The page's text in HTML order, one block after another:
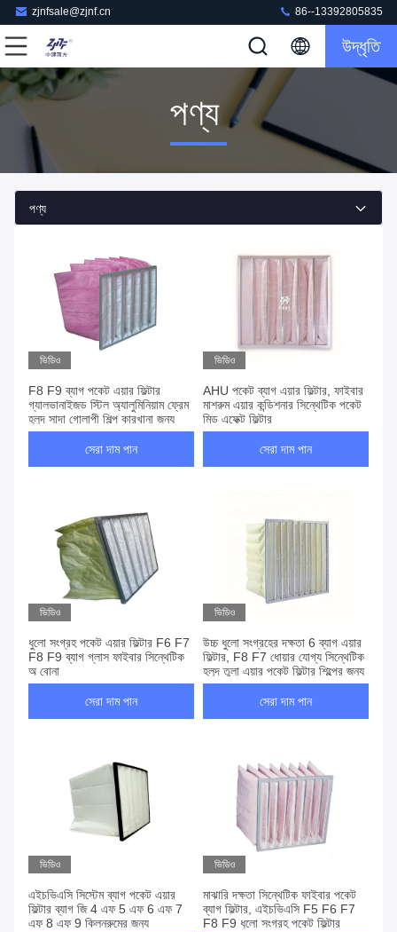
zjnfsale@zjnf.cn 86--13392805835
উদ্ধৃতি
পণ্য
পণ্য
ভিডিও
F8 F9 ব্যাগ পকেট এয়ার ফিল্টার
গ্যালভানাইজড স্টিল অ্যালুমিনিয়াম ফ্রেম
হলুদ সাদা গোলাপী শিল্প কারখানা জন্য
সেরা দাম পান
ভিডিও
AHU পকেট ব্যাগ এয়ার ফিল্টার, ফাইবার
মাশরুম এয়ার কন্ডিশনার সিন্থেটিক পকেট
মিড এফেক্ট ফিল্টার
সেরা দাম পান
ভিডিও
ধুলো সংগ্রহ পকেট এয়ার ফিল্টার F6 F7
F8 F9 ব্যাগ গ্লাস ফাইবার সিন্থেটিক
অ বোনা
সেরা দাম পান
ভিডিও
উচ্চ ধুলো সংগ্রহের দক্ষতা 6 ব্যাগ এয়ার
ফিল্টার, F8 F7 ধোয়ার যোগ্য সিন্থেটিক
হলুদ তুলা এয়ার পকেট ফিল্টার শিল্পের জন্য
সেরা দাম পান
ভিডিও
এইচভিএসি সিস্টেম ব্যাগ পকেট এয়ার
ফিল্টার ব্যাগ জি 4 এফ 5 এফ 6 এফ 7
এফ 8 এফ 9 ক্লিনরুমের জন্য
ভিডিও
মাঝারি দক্ষতা সিন্থেটিক ফাইবার পকেট
ব্যাগ ফিল্টার, এইচভিএসি F5 F6 F7
F8 F9 ধুলো সংগ্রহ পকেট ফিল্টার